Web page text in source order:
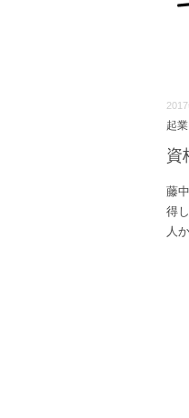
起業
資
藤
得
人